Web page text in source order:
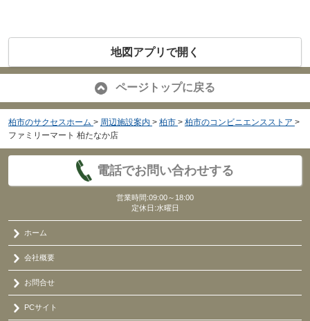
地図アプリで開く
ページトップに戻る
柏市のサクセスホーム > 周辺施設案内 > 柏市 > 柏市のコンビニエンスストア >
ファミリーマート 柏たなか店
電話でお問い合わせする
営業時間:09:00～18:00
定休日:水曜日
ホーム
会社概要
お問合せ
PCサイト